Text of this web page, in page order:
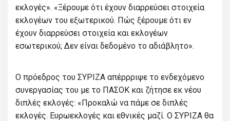
εκλογές». «Ξέρουμε ότι έχουν διαρρεύσει στοιχεία
εκλογέων του εξωτερικού. Πώς ξέρουμε ότι εν
έχουν διαρρεύσει στοιχεία και εκλογέων
εσωτερικού; Δεν είναι δεδομένο το αδιάβλητο».
Ο πρόεδρος του ΣΥΡΙΖΑ απέρρριψε το ενδεχόμενο
συνεργασίας του με το ΠΑΣΟΚ και ζήτησε εκ νέου
διπλές εκλογές: «Προκαλώ να πάμε σε διπλές
εκλογές. Ευρωεκλογές και εθνικές μαζί. Ο ΣΥΡΙΖΑ θα